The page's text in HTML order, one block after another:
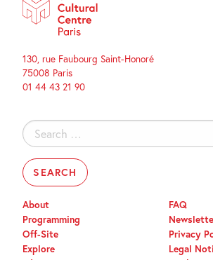
130, rue Faubourg Saint-Honoré
75008 Paris
01 44 43 21 90
Search
for:
About
Programming
Off-Site
Explore
FAQ
Privacy
Legal